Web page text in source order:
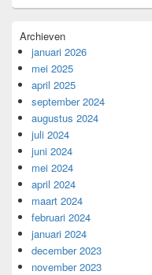
Archieven
januari 2026
mei 2025
april 2025
september 2024
augustus 2024
juli 2024
juni 2024
mei 2024
april 2024
maart 2024
februari 2024
januari 2024
december 2023
november 2023